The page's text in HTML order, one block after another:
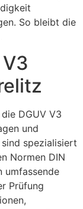
So bleibt die
DGUV V3
und
spezialisiert
Normen DIN
umfassende
Prüfung